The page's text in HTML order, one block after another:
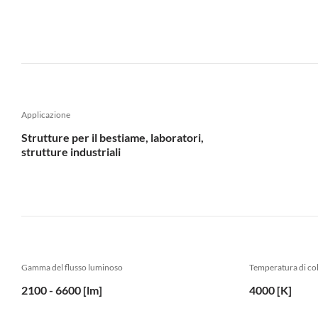
Applicazione
Strutture per il bestiame, laboratori,
strutture industriali
Gamma del flusso luminoso
2100 - 6600 [lm]
Temperatura di
4000 [K]